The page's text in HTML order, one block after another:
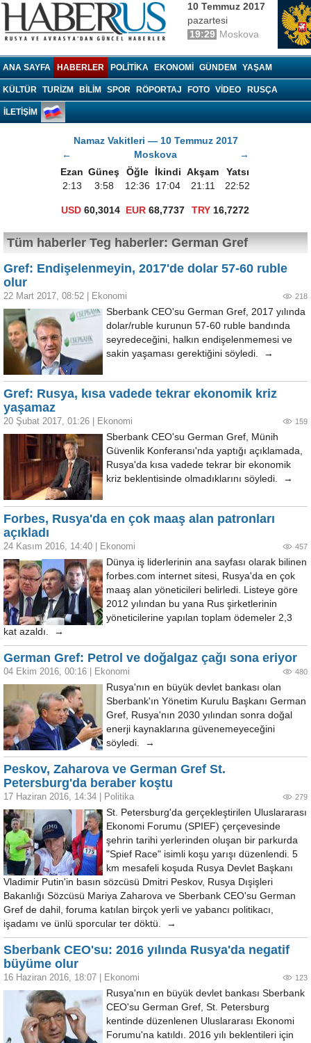
10 Temmuz 2017
pazartesi
19:29 Moskova
ANA SAYFA HABERLER POLITIKA EKONOMI GÜNDEM YAŞAM
KÜLTÜR TURIZM BILIM SPOR RÖPORTAJ FOTO VIDEO RUSÇA
İLETİŞİM
Namaz Vakitleri — 10 Temmuz 2017
←
Moskova
→
Ezan Güneş Öğle İkindi Akşam
Yatsı
2:13
3:58 12:36 17:04 21:11 22:52
USD 60,3014 EUR 68,7737 TRY16,7272
Tüm haberler Teg haberler: German Gref
Gref: Endişelenmeyin, 2017'de dolar 57-60 ruble
olur
22 Mart 2017, 08:52 Ekonomi 218
Sberbank CEO'su German Gref, 2017 yılında
dolar/ruble kurunun 57-60 ruble bandında
seyredeceğini, halkın endişelenmemesi ve
sakin yaşaması gerektiğini söyledi. →
Gref: Rusya, kısa vadede tekrar ekonomik kriz
yaşamaz
20 Şubat 2017, 01:26 Ekonomi 159
Sberbank CEO'su German Gref, Münih
Güvenlik Konferansı'nda yaptığı açıklamada,
Rusya'da kısa vadede tekrar bir ekonomik
kriz beklentisinde olmadıklarını söyledi. →
Forbes, Rusya'da en çok maaş alan patronları
açıkladı
24 Kasım 2016, 14:40 Ekonomi 457
Dünya iş liderlerinin ana sayfası olarak bilinen
forbes.com internet sitesi, Rusya'da en çok
maaş alan yöneticileri belirledi. Listeye göre
2012 yılından bu yana Rus şirketlerinin
yöneticilerine yapılan toplam ödemeler 2,3
kat azaldı. →
German Gref: Petrol ve doğalgaz çağı sona eriyor
04 Ekim 2016, 00:16 Ekonomi 480
Rusya'nın en büyük devlet bankası olan
Sberbank'ın Yönetim Kurulu Başkanı German
Gref, Rusya'nın 2030 yılından sonra doğal
enerji kaynaklarına güvenemeyeceğini
söyledi. →
Peskov, Zaharova ve German Gref St.
Petersburg'da beraber koştu
17 Haziran 2016, 14:34 Politika 279
St. Petersburg'da gerçekleştirilen Uluslararası
Ekonomi Forumu (SPIEF) çerçevesinde
şehrin tarihi yerlerinden oluşan bir parkurda
"Spief Race" isimli koşu yarışı düzenlendi. 5
km mesafeli koşuda Rusya Devlet Başkanı
Vladimir Putin'in basın sözcüsü Dmitri Peskov, Rusya Dışişleri
Bakanlığı Sözcüsü Mariya Zaharova ve Sberbank CEO'su German
Gref de dahil, foruma katılan birçok yerli ve yabancı politikacı,
işadamı ve ünlü sporcular ter döktü. →
Sberbank CEO'su: 2016 yılında Rusya'da negatif
büyüme olur
16 Haziran 2016, 18:07 Ekonomi 123
Rusya'nın en büyük devlet bankası Sberbank
CEO'su German Gref, St. Petersburg
kentinde düzenlenen Uluslararası Ekonomi
Forumu'na katıldı. 2016 yılı beklentileri için